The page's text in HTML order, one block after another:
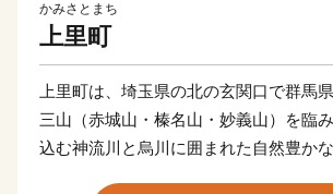
かみさとまち
上里町
上里町は、埼玉県の北の玄関口で群馬
三山（赤城山・榛名山・妙義山）を臨
込む神流川と烏川に囲まれた自然豊かな